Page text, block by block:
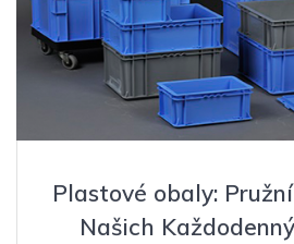
Plastové obaly:
Našich